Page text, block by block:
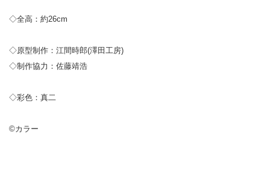
◇全高：約26cm
◇原型制作：江間時郎(澤田工房)
◇制作協力：佐藤靖浩
◇彩色：真二
©カラー